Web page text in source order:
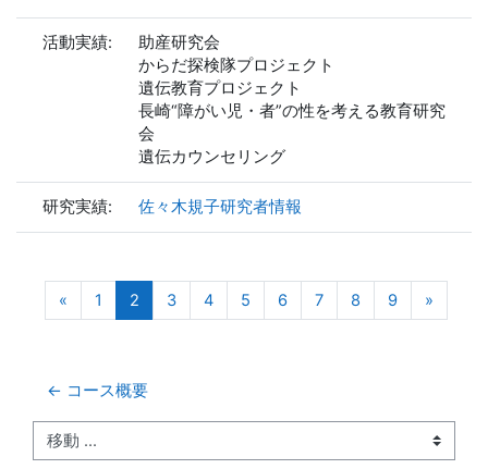
活動実績:
助産研究会
からだ探検隊プロジェクト
遺伝教育プロジェクト
長崎“障がい児・者”の性を考える教育研究
会
遺伝カウンセリング
研究実績: 佐々木規子研究者情報
«前のページ
1 2(現在)
3 4 5 6 7 8 9 »次のペ
← コース概要
移動 ...